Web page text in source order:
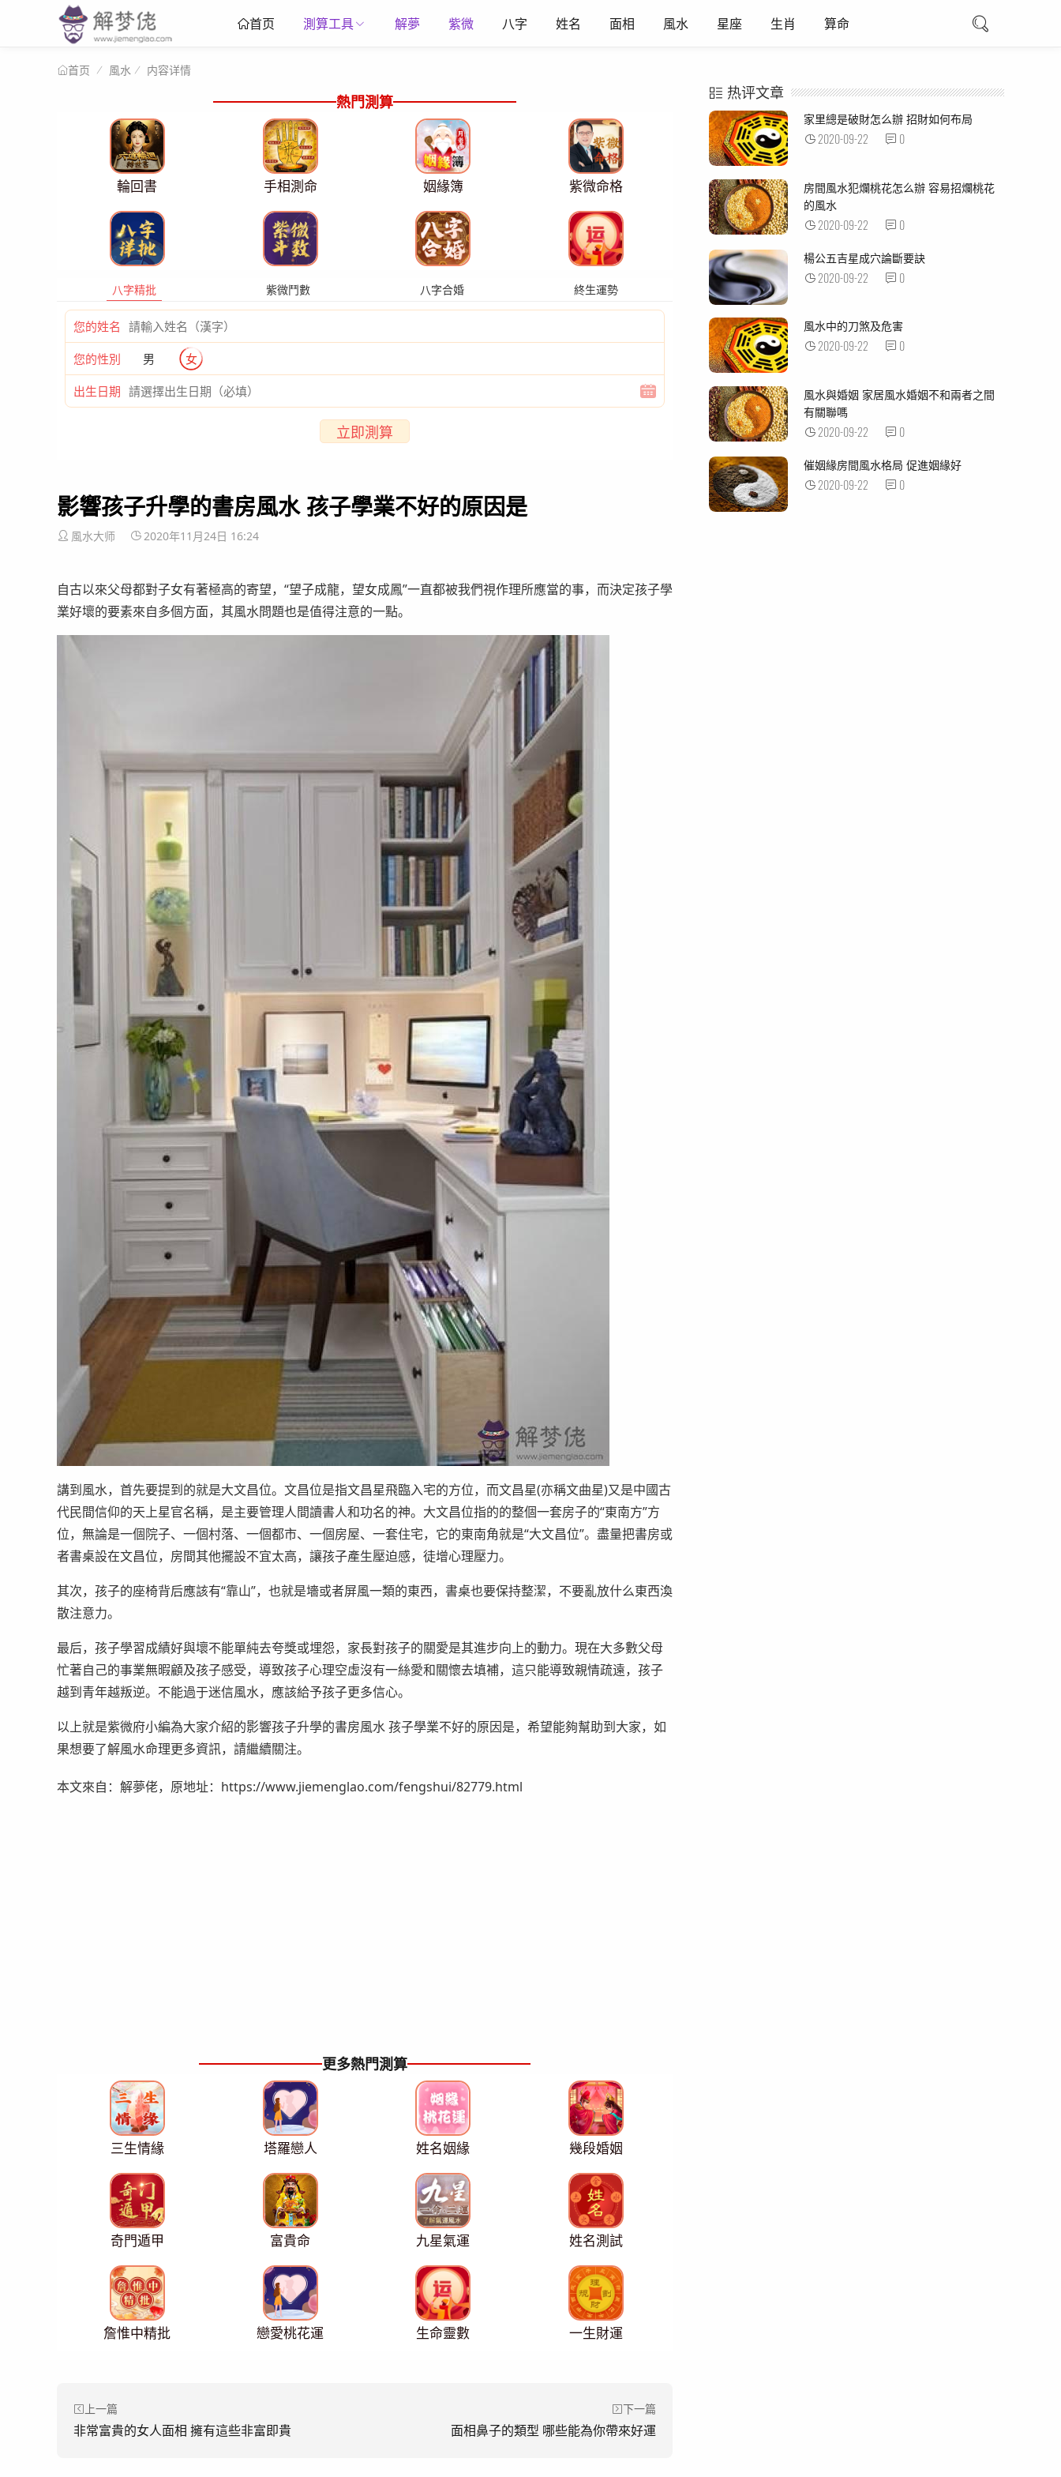
首页 測算工具 解夢 紫微 八字 姓名 面相 風水 星座 生肖 算命
首页 風水 内容详情
熱門測算
輪回書 手相測命 姻緣簿 紫微命格
八字精批 紫微鬥數 八字合婚 終生運勢
您的姓名
您的性別 男 女
出生日期
立即測算
影響孩子升學的書房風水 孩子學業不好的原因是
風水大师 2020年11月24日 16:24
自古以來父母都對子女有著極高的寄望，“望子成龍，望女成鳳”一直都被我們視作理所應當的事，而決定孩子學
業好壞的要素來自多個方面，其風水問題也是值得注意的一點。
講到風水，首先要提到的就是大文昌位。文昌位是指文昌星飛臨入宅的方位，而文昌星(亦稱文曲星)又是中國古
代民間信仰的天上星官名稱，是主要管理人間讀書人和功名的神。大文昌位指的的整個一套房子的“東南方”方
位，無論是一個院子、一個村落、一個都市、一個房屋、一套住宅，它的東南角就是“大文昌位”。盡量把書房或
者書桌設在文昌位，房間其他擺設不宜太高，讓孩子產生壓迫感，徒增心理壓力。
其次，孩子的座椅背后應該有“靠山”，也就是墻或者屏風一類的東西，書桌也要保持整潔，不要亂放什么東西渙
散注意力。
最后，孩子學習成績好與壞不能單純去夸獎或埋怨，家長對孩子的關愛是其進步向上的動力。現在大多數父母
忙著自己的事業無暇顧及孩子感受，導致孩子心理空虛沒有一絲愛和關懷去填補，這只能導致親情疏遠，孩子
越到青年越叛逆。不能過于迷信風水，應該給予孩子更多信心。
以上就是紫微府小編為大家介紹的影響孩子升學的書房風水 孩子學業不好的原因是，希望能夠幫助到大家，如
果想要了解風水命理更多資訊，請繼續關注。
本文來自：解夢佬，原地址：https://www.jiemenglao.com/fengshui/82779.html
更多熱門測算
三生情緣 塔羅戀人 姓名姻緣 幾段婚姻
奇門遁甲 富貴命 九星氣運 姓名測試
詹惟中精批 戀愛桃花運 生命靈數 一生財運
上一篇
非常富貴的女人面相 擁有這些非富即貴
下一篇
面相鼻子的類型 哪些能為你帶來好運
热评文章
家里總是破財怎么辦 招財如何布局
2020-09-22 0
房間風水犯爛桃花怎么辦 容易招爛桃花
的風水
2020-09-22 0
楊公五吉星成穴論斷要訣
2020-09-22 0
風水中的刀煞及危害
2020-09-22 0
風水與婚姻 家居風水婚姻不和兩者之間
有關聯嗎
2020-09-22 0
催姻緣房間風水格局 促進姻緣好
2020-09-22 0